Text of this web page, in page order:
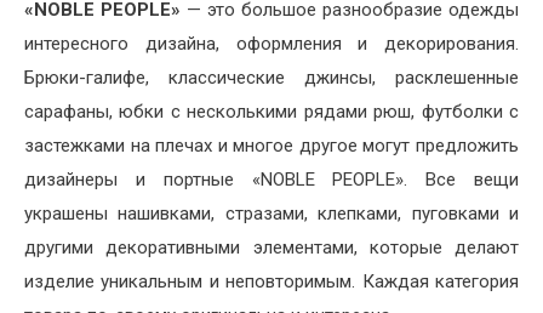
«NOBLE PEOPLE» — это большое разнообразие одежды
интересного дизайна, оформления и декорирования.
Брюки-галифе, классические джинсы, расклешенные
сарафаны, юбки с несколькими рядами рюш, футболки с
застежками на плечах и многое другое могут предложить
дизайнеры и портные «NOBLE PEOPLE». Все вещи
украшены нашивками, стразами, клепками, пуговками и
другими декоративными элементами, которые делают
изделие уникальным и неповторимым. Каждая категория